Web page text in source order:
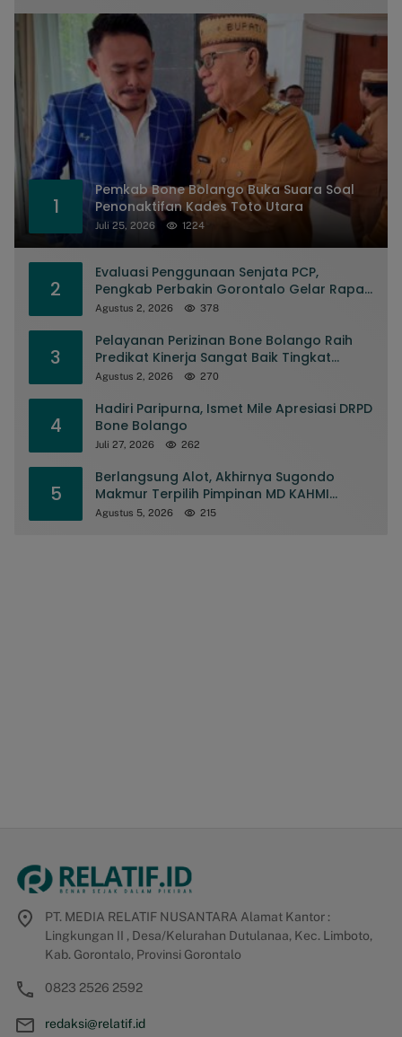
1
Pemkab Bone Bolango Buka Suara Soal
Penonaktifan Kades Toto Utara
Juli 25, 2026 1224
2
Evaluasi Penggunaan Senjata PCP,
Pengkab Perbakin Gorontalo Gelar Rapat
Pengurus
Agustus 2, 2026 378
3
Pelayanan Perizinan Bone Bolango Raih
Predikat Kinerja Sangat Baik Tingkat
Nasional
Agustus 2, 2026 270
4
Hadiri Paripurna, Ismet Mile Apresiasi DRPD
Bone Bolango
Juli 27, 2026 262
5
Berlangsung Alot, Akhirnya Sugondo
Makmur Terpilih Pimpinan MD KAHMI
Kabupaten Gorontalo
Agustus 5, 2026 215
PT. MEDIA RELATIF NUSANTARA Alamat Kantor :
Lingkungan II , Desa/Kelurahan Dutulanaa, Kec. Limboto,
Kab. Gorontalo, Provinsi Gorontalo
0823 2526 2592
redaksi@relatif.id